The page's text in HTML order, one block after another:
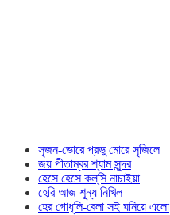
সৃজন-ভোরে প্রভু মোরে সৃজিলে
জয় পীতাম্বর শ্যাম সুন্দর
হেসে হেসে কল্‌সি নাচাইয়া
হেরি আজ শূন্য নিখিল
হের গোধূলি-বেলা সই ঘনিয়ে এলো